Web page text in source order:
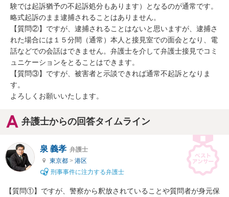
験では起訴猶予の不起訴処分もあります）となるのが通常です。
略式起訴のまま逮捕されることはありません。
【質問②】ですが、逮捕されることはないと思いますが、逮捕さ
れた場合には１５分間（通常）本人と接見室での面会となり、電
話などでの会話はできません。弁護士を介して弁護士接見でコミ
ュニケーションをとることはできます。
【質問③】ですが、被害者と示談できれば通常不起訴となりま
す。
よろしくお願いいたします。
弁護士からの回答タイムライン
泉 義孝 弁護士
東京都 > 港区
刑事事件に注力する弁護士
【質問①】ですが、警察から釈放されていることや質問者が身元保